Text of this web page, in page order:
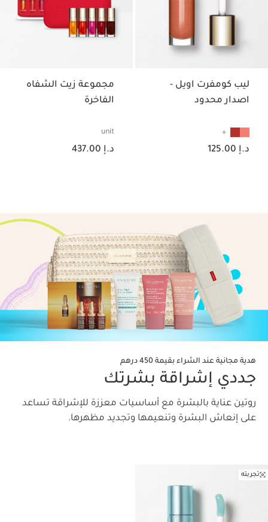
ليب كومفرت اويل -
اصدار محدود
السعر الحالي هو د.إ 125.00
د.إ 125.00
مجموعة زيت الشفاه
الفاخرة
unit
السعر الحالي هو د.إ 437.00
د.إ 437.00
هدية مجانية عند الشراء بقيمة 450 درهم
جددي إشراقة بشرتك
روتين عناية بالبشرة مع أساسيات معززة للإشراقة تساعد
على إنعاش البشرة وتنعيمها وتجديد مظهرها.
تجربته